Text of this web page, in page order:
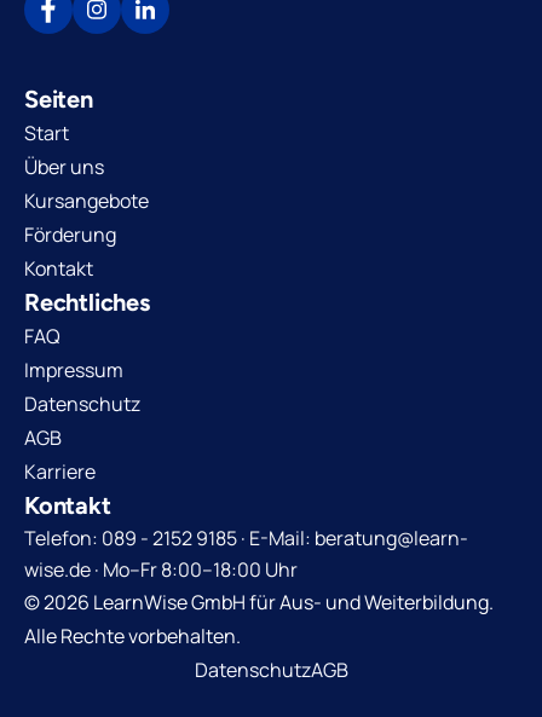
Seiten
Start
Über uns
Kursangebote
Förderung
Kontakt
Rechtliches
FAQ
Impressum
Datenschutz
AGB
Karriere
Kontakt
Telefon: 089 - 2152 9185 · E-Mail: beratung@learn-
wise.de · Mo–Fr 8:00–18:00 Uhr
© 2026 LearnWise GmbH für Aus- und Weiterbildung.
Alle Rechte vorbehalten.
DatenschutzAGB